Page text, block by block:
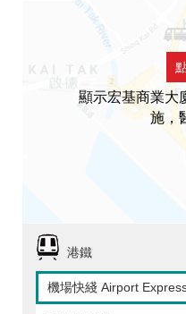
顯示宏基商業大
施，
港鐵
機場快綫 Airport